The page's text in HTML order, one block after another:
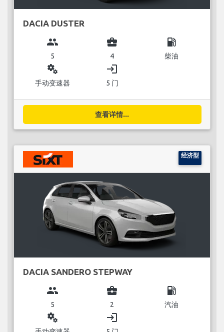
DACIA DUSTER
group
5
business_center
4
local_gas_station
柴油
miscellaneous_services
手动变速器
login
5 门
查看详情...
经济型
DACIA SANDERO STEPWAY
group
5
business_center
2
local_gas_station
汽油
miscellaneous_services login